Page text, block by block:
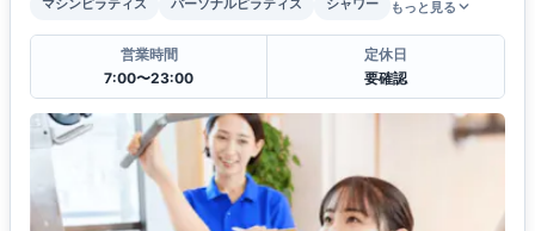
もっと見る
営業時間
7:00〜23:00
定休日
要確認